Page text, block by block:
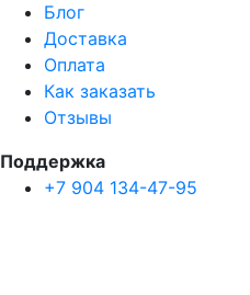
Блог
Доставка
Оплата
Как заказать
Отзывы
Поддержка
+7 904 134-47-95